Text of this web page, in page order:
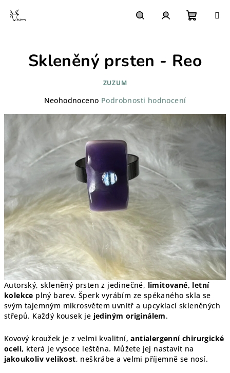
košík
Autorský, skleněný prsten z jedinečné, limitované, letní
kolekce plný barev. Šperk vyrábím ze spékaného skla se
svým tajemným mikrosvětem uvnitř a upcyklací skleněných
střepů. Každý kousek je jediným originálem.
Kovový kroužek je z velmi kvalitní,antialergenní chirurgické
oceli, která je vysoce leštěna. Můžete jej nastavit na
jakoukoliv velikost, neškrábe a velmi příjemně se nosí.
Skleněný prsten - Reo
ZUZUM
Průměrné
z
hvězdiček.
Neohodnoceno Podrobnosti hodnocení